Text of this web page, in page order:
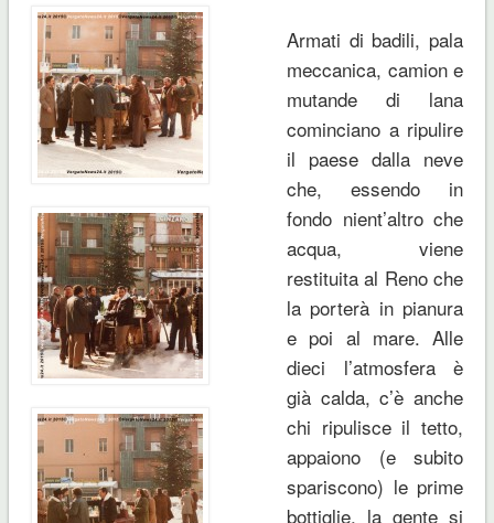
Armati di badili, pala
meccanica, camion e
mutande di lana
cominciano a ripulire
il paese dalla neve
che, essendo in
fondo nient’altro che
acqua, viene
restituita al Reno che
la porterà in pianura
e poi al mare. Alle
dieci l’atmosfera è
già calda, c’è anche
chi ripulisce il tetto,
appaiono (e subito
spariscono) le prime
bottiglie, la gente si